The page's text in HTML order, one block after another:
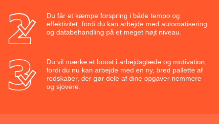
Du får et kæmpe forspring i både tempo og
effektivitet, fordi du kan arbejde med automatisering
og databehandling på et meget højt niveau.
Du vil mærke et boost i arbejdsglæde og motivation,
fordi du nu kan arbejde med en ny, bred pallette af
redskaber, der gør dele af dine opgaver nemmere
og sjovere.